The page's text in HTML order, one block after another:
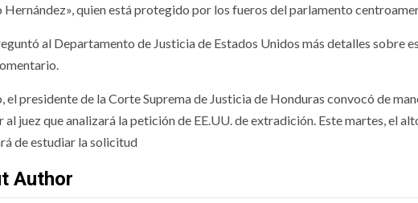
Hernández», quien está protegido por los fueros del parlamento
al Departamento de Justicia de Estados Unidos más detalles sobre
el presidente de la Corte Suprema de Justicia de Honduras convocó de
al juez que analizará la petición de EE.UU. de extradición. Este martes, el
de estudiar la solicitud
Author